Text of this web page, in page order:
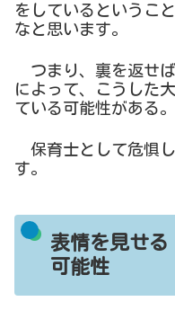
をしているというこ
なと思います。
つまり、裏を返せ
によって、こうした
ている可能性がある
保育士として危惧
す。
表情を見せ
可能性